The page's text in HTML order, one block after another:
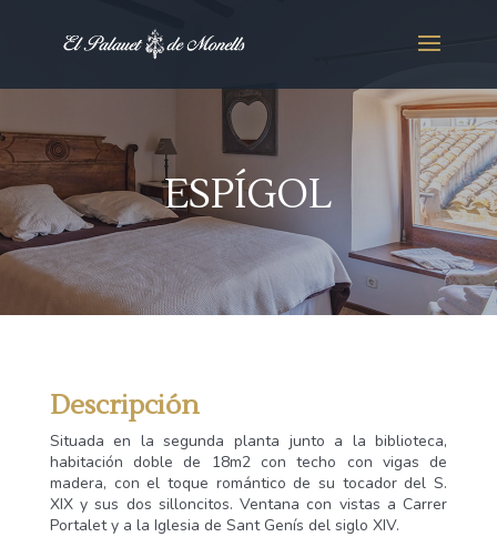
ESPÍGOL
Descripción
Situada en la segunda planta junto a la biblioteca,
habitación doble de 18m2 con techo con vigas de
madera, con el toque romántico de su tocador del S.
XIX y sus dos silloncitos. Ventana con vistas a Carrer
Portalet y a la Iglesia de Sant Genís del siglo XIV.